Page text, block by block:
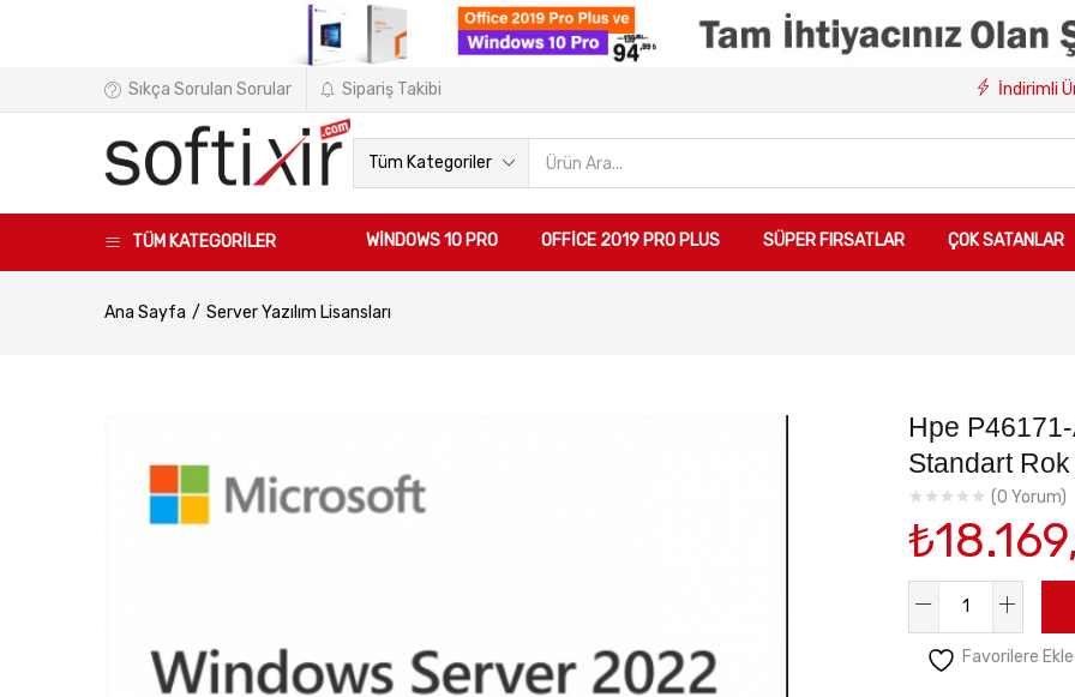
Sıkça Sorulan Sorular Sipariş Takibi İndirimli
Tüm Kategoriler
TÜM KATEGORİLER WINDOWS 10 PRO OFFICE 2019 PRO PLUS SÜPER FIRSATLAR ÇOK SATANLAR
Ana Sayfa Server Yazılım Lisansları
Hpe
Standart Rok
(0 Yorum)
₺
A21
Favorilere Ekle